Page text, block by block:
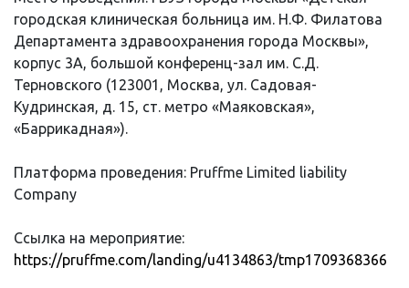
городская клиническая больница им. Н.Ф. Филатова
Департамента здравоохранения города Москвы»,
корпус 3А, большой конференц-зал им. С.Д.
Терновского (123001, Москва, ул. Садовая-
Кудринская, д. 15, ст. метро «Маяковская»,
«Баррикадная»).
Платформа проведения: Pruffme Limited liability
Company
Ссылка на мероприятие:
https://pruffme.com/landing/u4134863/tmp1709368366